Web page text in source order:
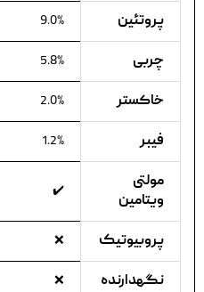
پروتئین 9.0%
چربی 5.8%
خاکستر 2.0%
فیبر 1.2%
مولتی
ویتامین
✔️
پروبیوتیک ❌
نگهدارنده ❌